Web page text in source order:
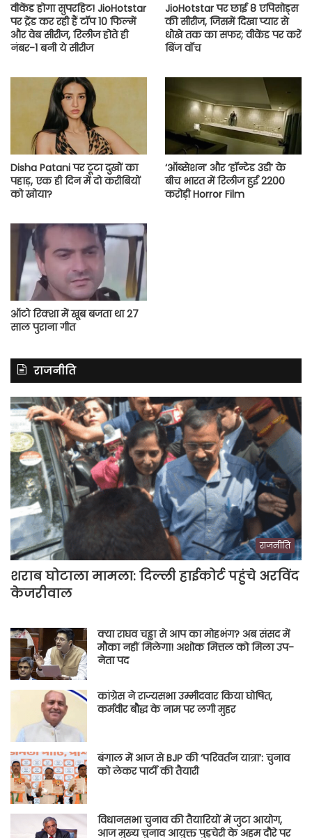
वीकेंड होगा सुपरहिट! JioHotstar
पर ट्रेंड कर रही हैं टॉप 10 फिल्में
और वेब सीरीज, रिलीज होते ही
नंबर-1 बनी ये सीरीज
JioHotstar पर छाई 8 एपिसोड्स
की सीरीज, जिसमें दिखा प्यार से
धोखे तक का सफर; वीकेंड पर करें
बिंज वॉच
Disha Patani पर टूटा दुखों का
पहाड़, एक ही दिन में दो करीबियों
को खोया?
‘ऑब्सेशन’ और ‘हॉन्टेड 3डी’ के
बीच भारत में रिलीज हुई 2200
करोड़ी Horror Film
ऑटो रिक्शा में खूब बजता था 27
साल पुराना गीत
राजनीति
राजनीति
शराब घोटाला मामला: दिल्ली हाईकोर्ट पहुंचे अरविंद
केजरीवाल
क्या राघव चड्ढा से आप का मोहभंग? अब संसद में
मौका नहीं मिलेगा! अशोक मित्तल को मिला उप-
नेता पद
कांग्रेस ने राज्यसभा उम्मीदवार किया घोषित,
कर्मवीर बौद्ध के नाम पर लगी मुहर
बंगाल में आज से BJP की ‘परिवर्तन यात्रा’: चुनाव
को लेकर पार्टी की तैयारी
विधानसभा चुनाव की तैयारियों में जुटा आयोग,
आज मुख्य चुनाव आयुक्त पुडुचेरी के अहम दौरे पर